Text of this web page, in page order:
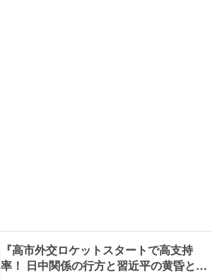
『高市外交ロケットスタートで高支持
率！ 日中関係の行方と習近平の黄昏と